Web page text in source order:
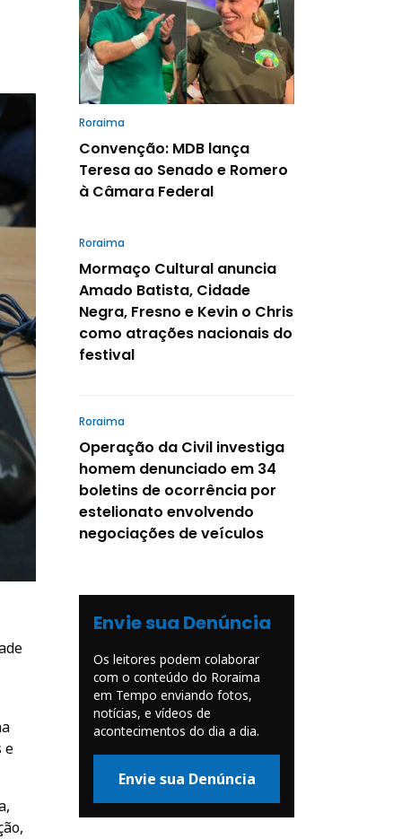
e
Roraima
Convenção: MDB lança
Teresa ao Senado e Romero
à Câmara Federal
Roraima
Mormaço Cultural anuncia
Amado Batista, Cidade
Negra, Fresno e Kevin o Chris
como atrações nacionais do
festival
Roraima
Operação da Civil investiga
homem denunciado em 34
boletins de ocorrência por
estelionato envolvendo
negociações de veículos
Envie sua Denúncia
Os leitores podem colaborar
com o conteúdo do Roraima
em Tempo enviando fotos,
notícias, e vídeos de
acontecimentos do dia a dia.
Envie sua Denúncia